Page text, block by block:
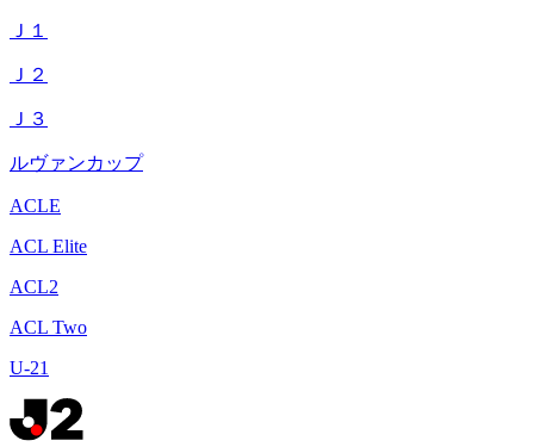
Ｊ１
Ｊ２
Ｊ３
ルヴァンカップ
ACLE
ACL Elite
ACL2
ACL Two
U-21